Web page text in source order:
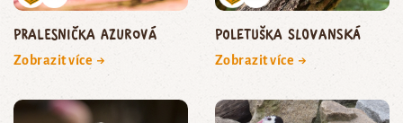
pralesnička azurová
Zobrazit více →
Poletuška slovanská
Zobrazit více →